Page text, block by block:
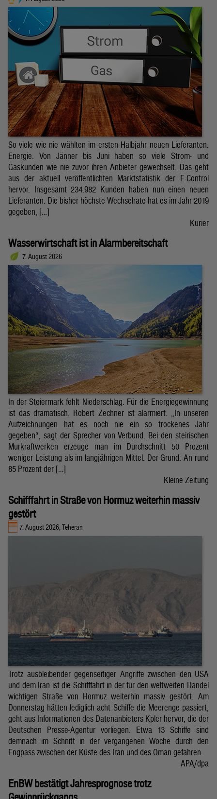
So viele wie nie wählten im ersten Halbjahr neuen Lieferanten.
Energie. Von Jänner bis Juni haben so viele Strom- und
Gaskunden wie nie zuvor ihren Anbieter gewechselt. Das geht
aus der aktuell veröffentlichten Marktstatistik der E-Control
hervor. Insgesamt 234.982 Kunden haben nun einen neuen
Lieferanten. Die bisher höchste Wechselrate hat es im Jahr 2019
gegeben, […]
Kurier
Wasserwirtschaft ist in Alarmbereitschaft
7. August 2026
In der Steiermark fehlt Niederschlag. Für die Energiegewinnung
ist das dramatisch. Robert Zechner ist alarmiert. „In unseren
Aufzeichnungen hat es noch nie ein so trockenes Jahr
gegeben“, sagt der Sprecher von Verbund. Bei den steirischen
Murkraftwerken erzeuge man im Durchschnitt 50 Prozent
weniger Leistung als im langjährigen Mittel. Der Grund: An rund
85 Prozent der […]
Kleine Zeitung
Schifffahrt in Straße von Hormuz weiterhin massiv
gestört
7. August 2026, Teheran
Trotz ausbleibender gegenseitiger Angriffe zwischen den USA
und dem Iran ist die Schifffahrt in der für den weltweiten Handel
wichtigen Straße von Hormuz weiterhin massiv gestört. Am
Donnerstag hätten lediglich acht Schiffe die Meerenge passiert,
geht aus Informationen des Datenanbieters Kpler hervor, die der
Deutschen Presse-Agentur vorliegen. Etwa 13 Schiffe sind
demnach im Schnitt in der vergangenen Woche durch den
Engpass zwischen der Küste des Iran und des Oman gefahren.
APA/dpa
EnBW bestätigt Jahresprognose trotz